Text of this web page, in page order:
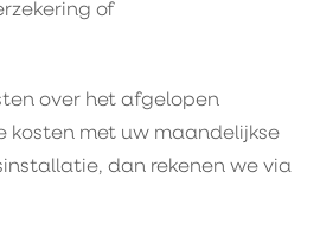
of
over het afgelopen
kosten met uw maandelijkse
dan rekenen we via